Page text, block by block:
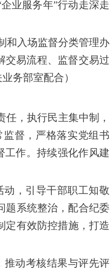
业服务年”行动走深走
和入场监督分类管理办
交易流程、监督交易过
务部室配合）
任，执行民主集中制，
监督，严格落实党组书
工作。持续强化作风建
动，引导干部职工知敬
系统整治， 配合纪委
定有效防控措施，打造
推动考核结果与评先评